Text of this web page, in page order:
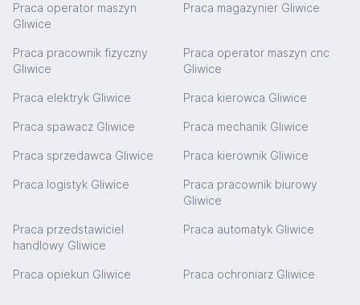
Praca operator maszyn
Gliwice
Praca magazynier Gliwice
Praca pracownik fizyczny
Gliwice
Praca operator maszyn cnc
Gliwice
Praca elektryk Gliwice Praca kierowca Gliwice
Praca spawacz Gliwice Praca mechanik Gliwice
Praca sprzedawca Gliwice Praca kierownik Gliwice
Praca logistyk Gliwice
Praca pracownik biurowy
Gliwice
Praca przedstawiciel
handlowy Gliwice
Praca automatyk Gliwice
Praca opiekun Gliwice Praca ochroniarz Gliwice